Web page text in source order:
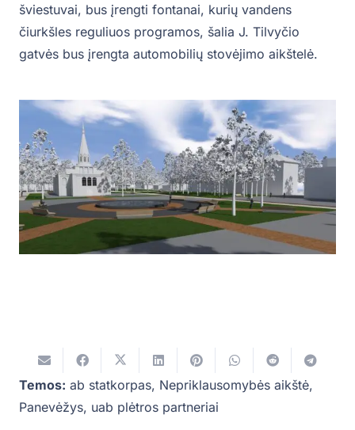
šviestuvai, bus įrengti fontanai, kurių vandens
čiurkšles reguliuos programos, šalia J. Tilvyčio
gatvės bus įrengta automobilių stovėjimo aikštelė.
Temos: ab statkorpas, Nepriklausomybės aikštė,
Panevėžys, uab plėtros partneriai